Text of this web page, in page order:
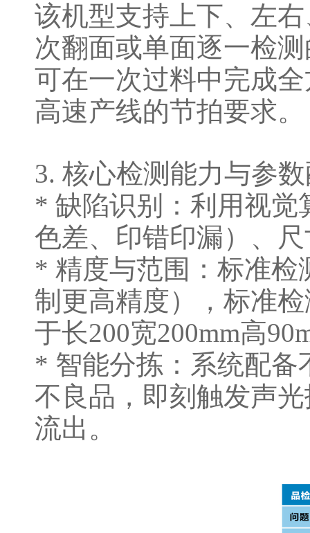
该机型支持上下、左
次翻面或单面逐一检
可在一次过料中完成
高速产线的节拍要求。
3. 核心检测能力与参
* 缺陷识别：利用视觉
色差、印错印漏）、
* 精度与范围：标准检
制更高精度），标准
于长200宽200mm高
* 智能分拣：系统配备
不良品，即刻触发声
流出。